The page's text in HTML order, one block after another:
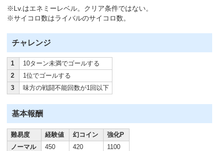
※Lv.はエネミーレベル。クリア条件ではない。
※サイコロ数はライバルのサイコロ数。
チャレンジ
1
10ターン未満でゴールする
2
1位でゴールする
3
味方の戦闘不能回数が1回以下
基本報酬
難易度 経験値 幻コイン
強化P
ノーマル
450 420
1100